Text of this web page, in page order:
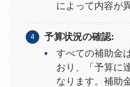
によって内容が
予算状況の確認:
すべての補助金
おり、「予算に
なります。補助